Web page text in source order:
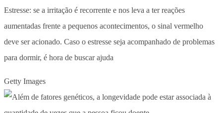
Estresse: se a irritação é recorrente e nos leva a ter reações
aumentadas frente a pequenos acontecimentos, o sinal vermelho
deve ser acionado. Caso o estresse seja acompanhado de problemas
para dormir, é hora de buscar ajuda
Getty Images